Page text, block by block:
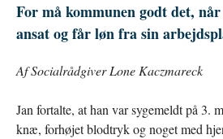
For må kommunen godt det,
ansat og får løn fra sin
Af Socialrådgiver Lone Kaczmareck
Jan fortalte, at han var sygemeldt på 3.
knæ, forhøjet blodtryk og noget med